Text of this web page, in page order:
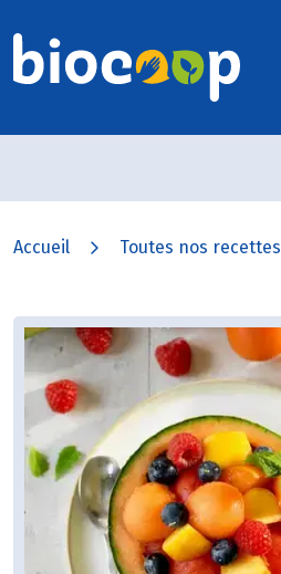
Accueil Toutes nos recettes